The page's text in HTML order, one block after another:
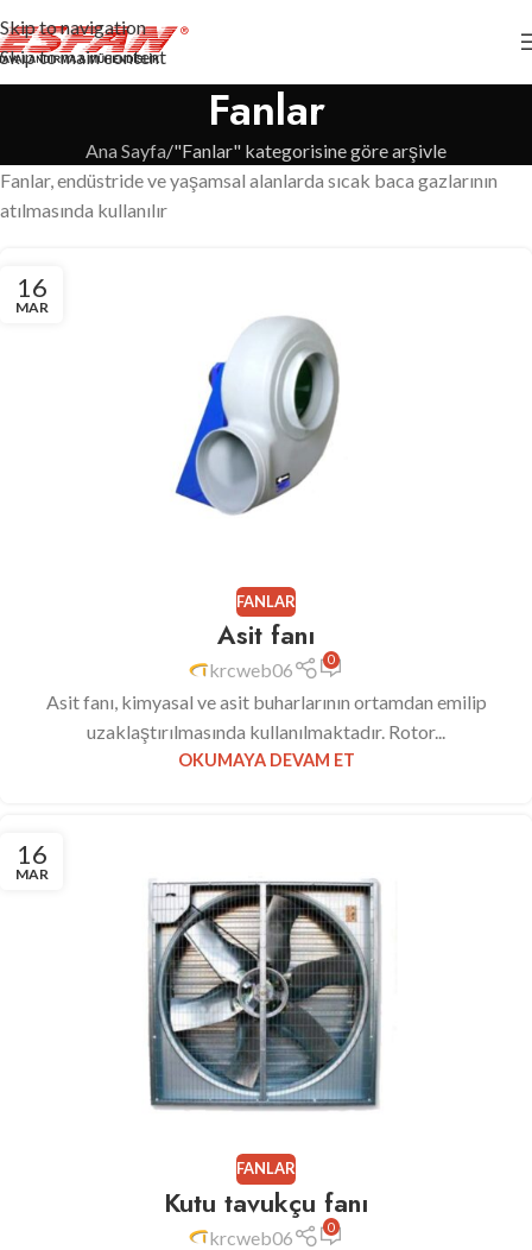
Skip to navigation
Skip to main content
Fanlar
Ana Sayfa "Fanlar" kategorisine göre arşivle
Fanlar, endüstride ve yaşamsal alanlarda sıcak baca gazlarının
atılmasında kullanılır
16
MAR
FANLAR
Asit fanı
krcweb06 0
Asit fanı, kimyasal ve asit buharlarının ortamdan emilip
uzaklaştırılmasında kullanılmaktadır. Rotor...
OKUMAYA DEVAM ET
16
MAR
FANLAR
Kutu tavukçu fanı
krcweb06 0